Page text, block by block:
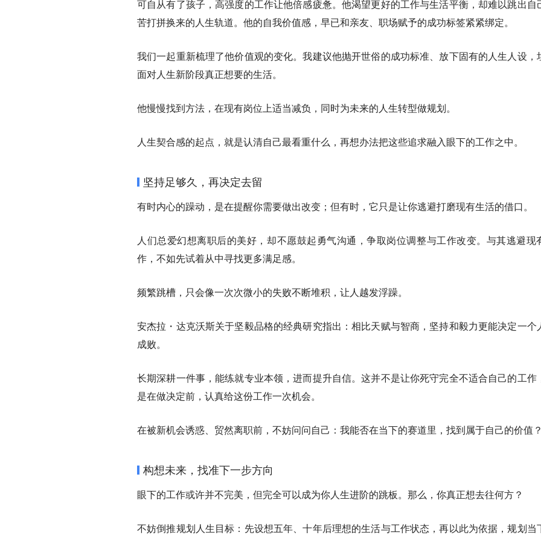
可自从有了孩子，高强度的工作让他倍感疲惫。他渴望更好的工作与生活平衡，却难以跳出自
苦打拼换来的人生轨道。他的自我价值感，早已和亲友、职场赋予的成功标签紧紧绑定。
我们一起重新梳理了他价值观的变化。我建议他抛开世俗的成功标准、放下固有的人生人设，
面对人生新阶段真正想要的生活。
他慢慢找到方法，在现有岗位上适当减负，同时为未来的人生转型做规划。
人生契合感的起点，就是认清自己最看重什么，再想办法把这些追求融入眼下的工作之中。
坚持足够久，再决定去留
有时内心的躁动，是在提醒你需要做出改变；但有时，它只是让你逃避打磨现有生活的借口。
人们总爱幻想离职后的美好，却不愿鼓起勇气沟通，争取岗位调整与工作改变。与其逃避现
作，不如先试着从中寻找更多满足感。
频繁跳槽，只会像一次次微小的失败不断堆积，让人越发浮躁。
安杰拉・达克沃斯关于坚毅品格的经典研究指出：相比天赋与智商，坚持和毅力更能决定一个
成败。
长期深耕一件事，能练就专业本领，进而提升自信。这并不是让你死守完全不适合自己的工作
是在做决定前，认真给这份工作一次机会。
在被新机会诱惑、贸然离职前，不妨问问自己：我能否在当下的赛道里，找到属于自己的价值？
构想未来，找准下一步方向
眼下的工作或许并不完美，但完全可以成为你人生进阶的跳板。那么，你真正想去往何方？
不妨倒推规划人生目标：先设想五年、十年后理想的生活与工作状态，再以此为依据，规划当